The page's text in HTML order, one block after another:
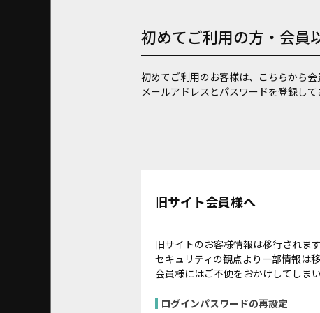
初めてご利用の方・会員
初めてご利用のお客様は、こちらから会
メールアドレスとパスワードを登録し
旧サイト会員様へ
旧サイトのお客様情報は移行されま
セキュリティの観点より一部情報は
会員様にはご不便をおかけしてしま
ログインパスワードの再設定